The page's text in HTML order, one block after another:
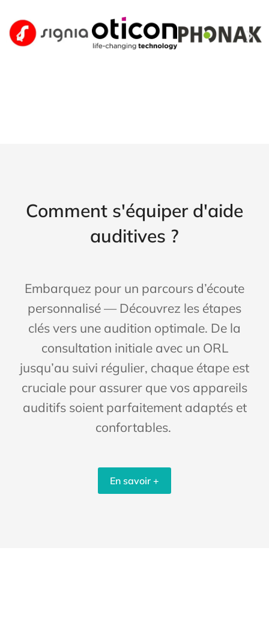
Comment s'équiper d'aide
auditives ?
Embarquez pour un parcours d’écoute
personnalisé — Découvrez les étapes
clés vers une audition optimale. De la
consultation initiale avec un ORL
jusqu’au suivi régulier, chaque étape est
cruciale pour assurer que vos appareils
auditifs soient parfaitement adaptés et
confortables.
En savoir +